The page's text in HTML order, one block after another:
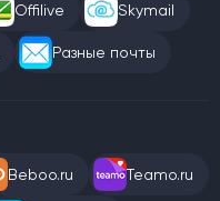
Offilive Skymail
Разные почты
Beboo.ru Teamo.ru